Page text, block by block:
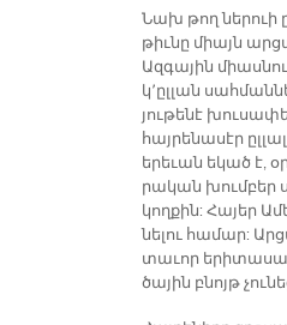
Նախ թող նե­րուի
թիւ­նը միայն
Ազ­գա­յին
կ՚ըլ­լան
յու­թե­նէ
հայ­րե­նա­սէր
ե­րե­ւան ե­կած է,
րա­կան խում­բեր
կող­քին: Հա­յեր
նե­լու հա­մար:
տա­ւոր
ծա­յին բնոյթ